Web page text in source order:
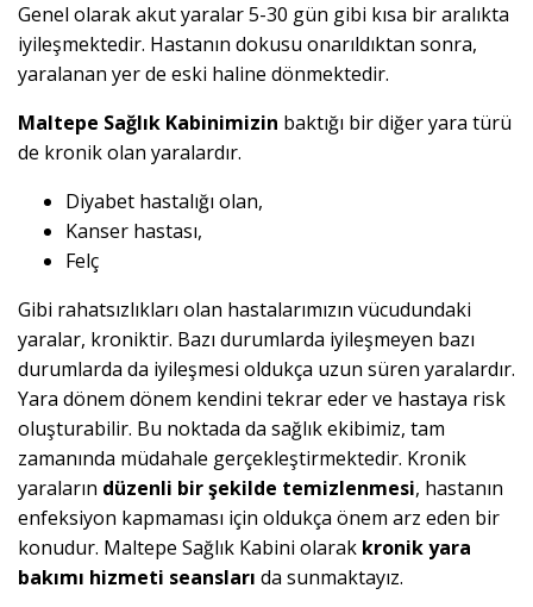
Genel olarak akut yaralar 5-30 gün gibi kısa bir aralıkta
iyileşmektedir. Hastanın dokusu onarıldıktan sonra,
yaralanan yer de eski haline dönmektedir.
Maltepe Sağlık Kabinimizin baktığı bir diğer yara türü
de kronik olan yaralardır.
Diyabet hastalığı olan,
Kanser hastası,
Felç
Gibi rahatsızlıkları olan hastalarımızın vücudundaki
yaralar, kroniktir. Bazı durumlarda iyileşmeyen bazı
durumlarda da iyileşmesi oldukça uzun süren yaralardır.
Yara dönem dönem kendini tekrar eder ve hastaya risk
oluşturabilir. Bu noktada da sağlık ekibimiz, tam
zamanında müdahale gerçekleştirmektedir. Kronik
yaraların düzenli bir şekilde temizlenmesi, hastanın
enfeksiyon kapmaması için oldukça önem arz eden bir
konudur. Maltepe Sağlık Kabini olarak kronik yara
bakımı hizmeti seansları da sunmaktayız.